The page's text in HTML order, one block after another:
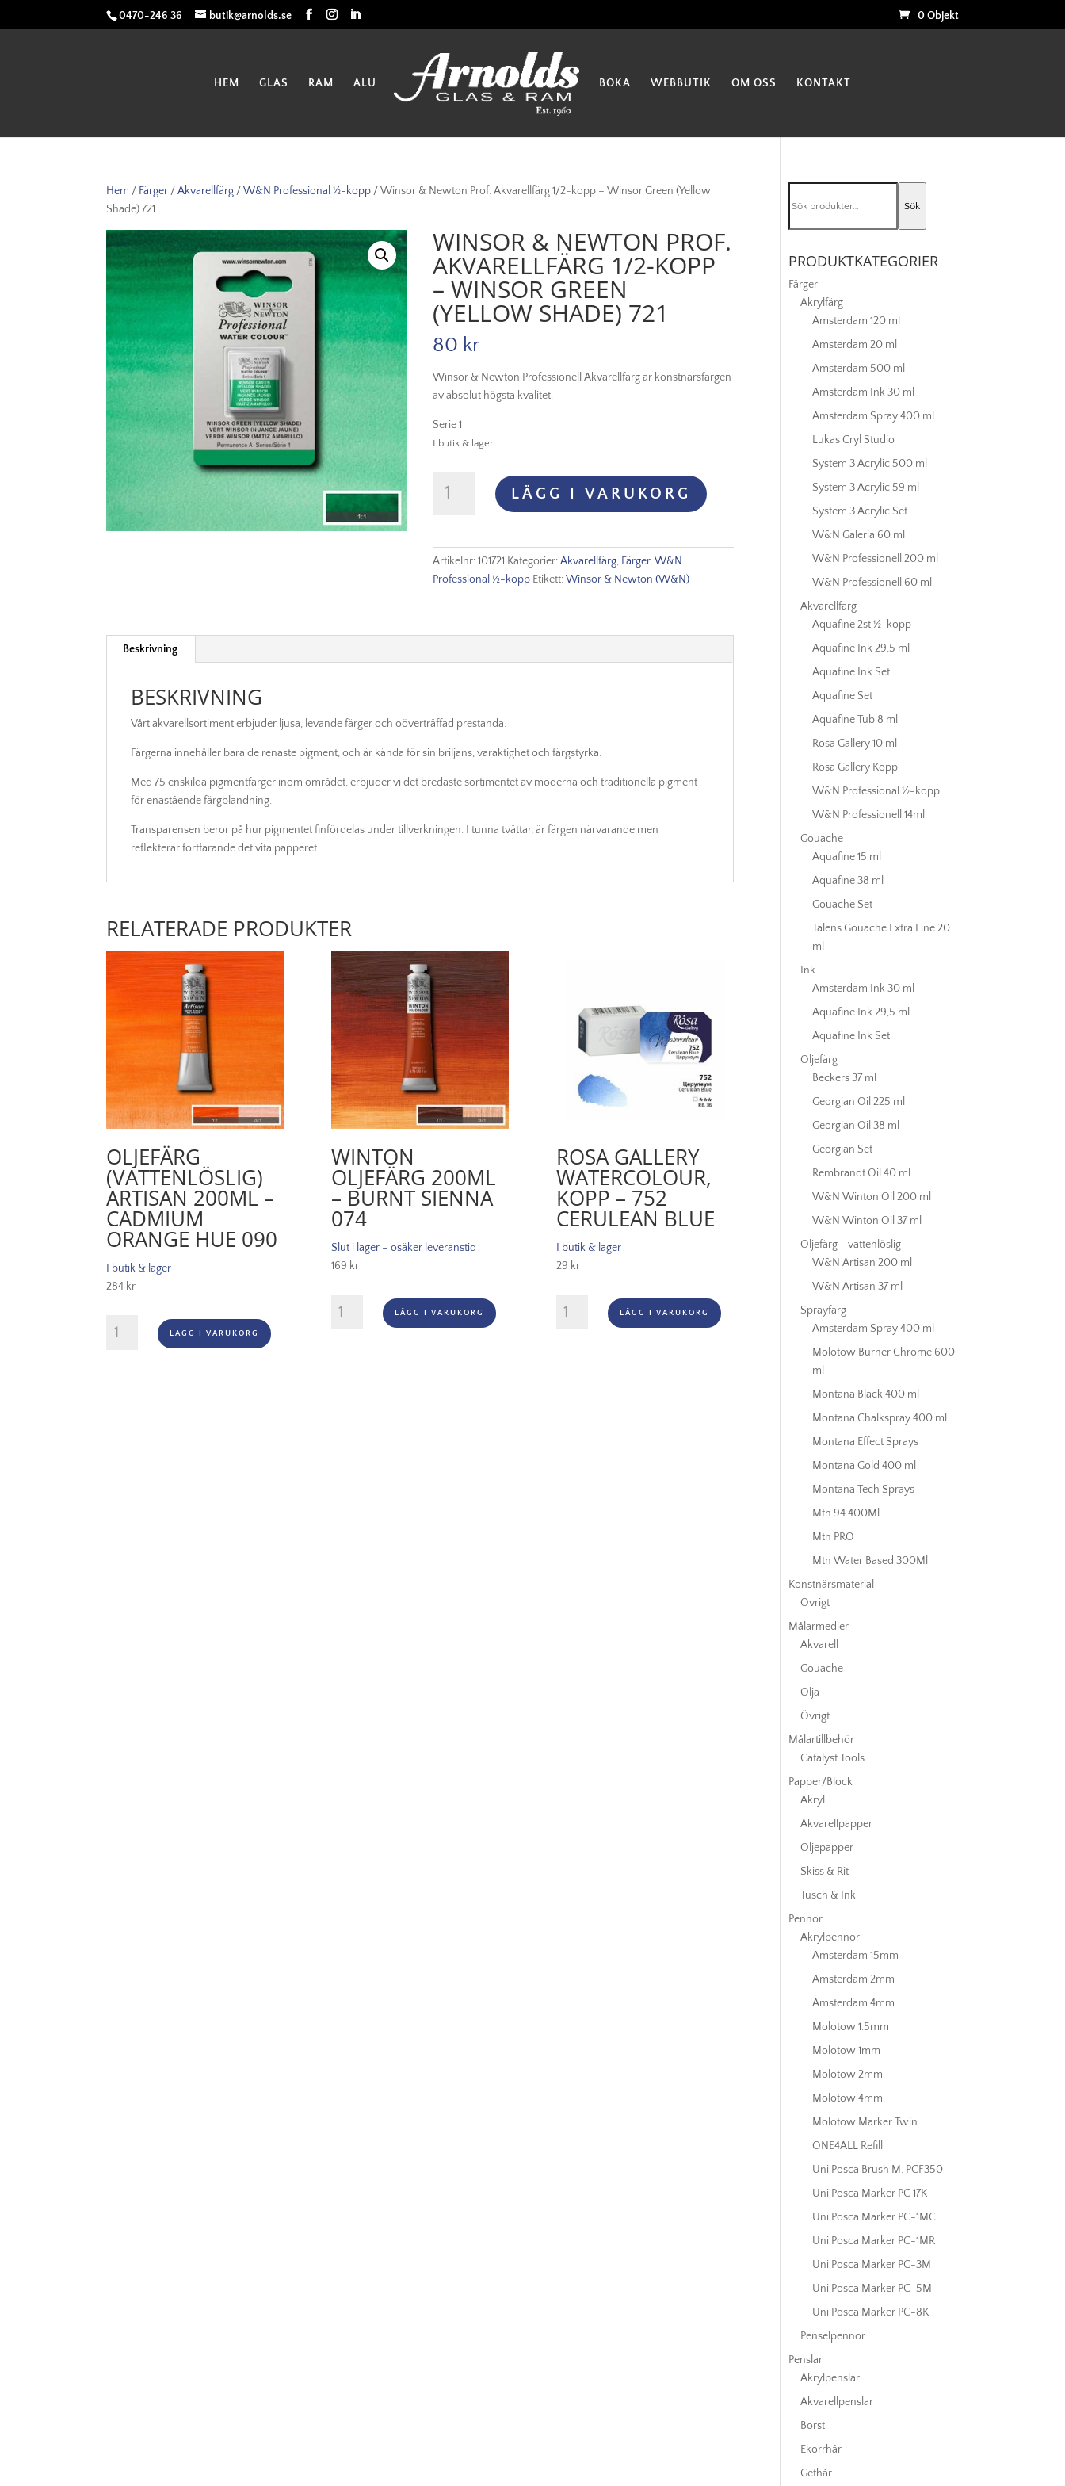
0470-246 36 butik@arnolds.se 0 Objekt
HEM GLAS RAM ALU BOKA WEBBUTIK OM OSS KONTAKT
Hem / Färger /Akvarellfärg /W&N Professional ½-kopp / Winsor & Newton Prof. Akvarellfärg 1/2-kopp – Winsor Green (Yellow
Shade) 721
WINSOR & NEWTON PROF.
AKVARELLFÄRG 1/2-KOPP
– WINSOR GREEN
(YELLOW SHADE) 721
80 kr
Winsor & Newton Professionell Akvarellfärg är konstnärsfärgen
av absolut högsta kvalitet.
Serie 1
I butik & lager
(Yellow
mängd
LÄGG I VARUKORG
Artikelnr:101721 Kategorier:Akvarellfärg, Färger,W&N
Professional ½-kopp Etikett:Winsor & Newton (W&N)
Beskrivning
BESKRIVNING
Vårt akvarellsortiment erbjuder ljusa, levande färger och oöverträffad prestanda.
Färgerna innehåller bara de renaste pigment, och är kända för sin briljans, varaktighet och färgstyrka.
Med 75 enskilda pigmentfärger inom området, erbjuder vi det bredaste sortimentet av moderna och traditionella pigment
för enastående färgblandning.
Transparensen beror på hur pigmentet finfördelas under tillverkningen. I tunna tvättar, är färgen närvarande men
reflekterar fortfarande det vita papperet
RELATERADE PRODUKTER
OLJEFÄRG
(VATTENLÖSLIG)
ARTISAN 200ML –
CADMIUM
ORANGE HUE 090
I butik & lager
284 kr
Oljefärg
(vattenlöslig)
LÄGG I VARUKORG
WINTON
OLJEFÄRG 200ML
– BURNT SIENNA
074
Slut i lager – osäker leveranstid
169 kr
Winton
Oljefärg
LÄGG I VARUKORG
ROSA GALLERY
WATERCOLOUR,
KOPP – 752
CERULEAN BLUE
I butik & lager
29 kr
Rosa
Gallery
LÄGG I VARUKORG
efter:
Sök
PRODUKTKATEGORIER
Färger
Akrylfärg
Amsterdam 120 ml
Amsterdam 20 ml
Amsterdam 500 ml
Amsterdam Ink 30 ml
Amsterdam Spray 400 ml
Lukas Cryl Studio
System 3 Acrylic 500 ml
System 3 Acrylic 59 ml
System 3 Acrylic Set
W&N Galeria 60 ml
W&N Professionell 200 ml
W&N Professionell 60 ml
Akvarellfärg
Aquafine 2st ½-kopp
Aquafine Ink 29,5 ml
Aquafine Ink Set
Aquafine Set
Aquafine Tub 8 ml
Rosa Gallery 10 ml
Rosa Gallery Kopp
W&N Professional ½-kopp
W&N Professionell 14ml
Gouache
Aquafine 15 ml
Aquafine 38 ml
Gouache Set
Talens Gouache Extra Fine 20
ml
Ink
Amsterdam Ink 30 ml
Aquafine Ink 29,5 ml
Aquafine Ink Set
Oljefärg
Beckers 37 ml
Georgian Oil 225 ml
Georgian Oil 38 ml
Georgian Set
Rembrandt Oil 40 ml
W&N Winton Oil 200 ml
W&N Winton Oil 37 ml
Oljefärg - vattenlöslig
W&N Artisan 200 ml
W&N Artisan 37 ml
Sprayfärg
Amsterdam Spray 400 ml
Molotow Burner Chrome 600
ml
Montana Black 400 ml
Montana Chalkspray 400 ml
Montana Effect Sprays
Montana Gold 400 ml
Montana Tech Sprays
Mtn 94 400Ml
Mtn PRO
Mtn Water Based 300Ml
Konstnärsmaterial
Övrigt
Målarmedier
Akvarell
Gouache
Olja
Övrigt
Målartillbehör
Catalyst Tools
Papper/Block
Akryl
Akvarellpapper
Oljepapper
Skiss & Rit
Tusch & Ink
Pennor
Akrylpennor
Amsterdam 15mm
Amsterdam 2mm
Amsterdam 4mm
Molotow 1.5mm
Molotow 1mm
Molotow 2mm
Molotow 4mm
Molotow Marker Twin
ONE4ALL Refill
Uni Posca Brush M. PCF350
Uni Posca Marker PC 17K
Uni Posca Marker PC-1MC
Uni Posca Marker PC-1MR
Uni Posca Marker PC-3M
Uni Posca Marker PC-5M
Uni Posca Marker PC-8K
Penselpennor
Penslar
Akrylpenslar
Akvarellpenslar
Borst
Ekorrhår
Gethår